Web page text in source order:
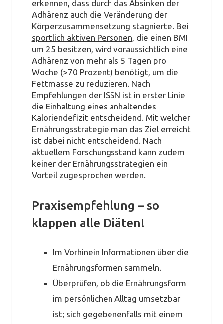
erkennen, dass durch das Absinken der
Adhärenz auch die Veränderung der
Körperzusammensetzung stagnierte. Bei
sportlich aktiven Personen, die einen BMI
um 25 besitzen, wird voraussichtlich eine
Adhärenz von mehr als 5 Tagen pro
Woche (>70 Prozent) benötigt, um die
Fettmasse zu reduzieren. Nach
Empfehlungen der ISSN ist in erster Linie
die Einhaltung eines anhaltendes
Kaloriendefizit entscheidend. Mit welcher
Ernährungsstrategie man das Ziel erreicht
ist dabei nicht entscheidend. Nach
aktuellem Forschungsstand kann zudem
keiner der Ernährungsstrategien ein
Vorteil zugesprochen werden.
Praxisempfehlung – so
klappen alle Diäten!
Im Vorhinein Informationen über die
Ernährungsformen sammeln.
Überprüfen, ob die Ernährungsform
im persönlichen Alltag umsetzbar
ist; sich gegebenenfalls mit einem